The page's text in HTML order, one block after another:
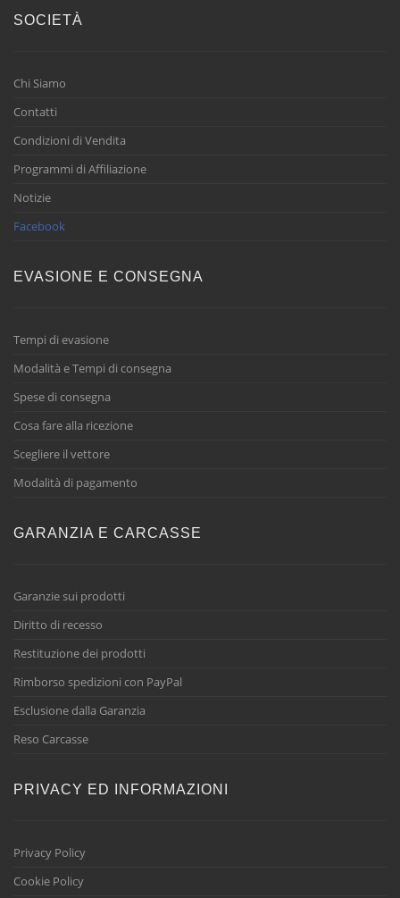
SOCIETÀ
Chi Siamo
Contatti
Condizioni di Vendita
Programmi di Affiliazione
Notizie
Facebook
EVASIONE E CONSEGNA
Tempi di evasione
Modalità e Tempi di consegna
Spese di consegna
Cosa fare alla ricezione
Scegliere il vettore
Modalità di pagamento
GARANZIA E CARCASSE
Garanzie sui prodotti
Diritto di recesso
Restituzione dei prodotti
Rimborso spedizioni con PayPal
Esclusione dalla Garanzia
Reso Carcasse
PRIVACY ED INFORMAZIONI
Privacy Policy
Cookie Policy